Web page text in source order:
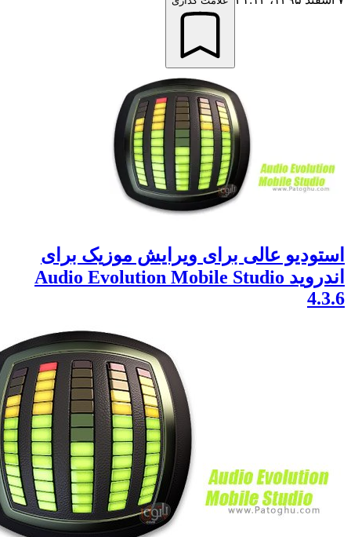
عالی برای ویرایش موزیک برای
اندروید Audio Evolution Mobile Studio